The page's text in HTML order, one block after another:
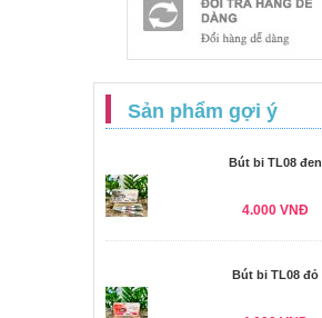
Sản phẩm gợi ý
Bút bi TL08 đen
4.000 VNĐ
Bút bi TL08 đỏ